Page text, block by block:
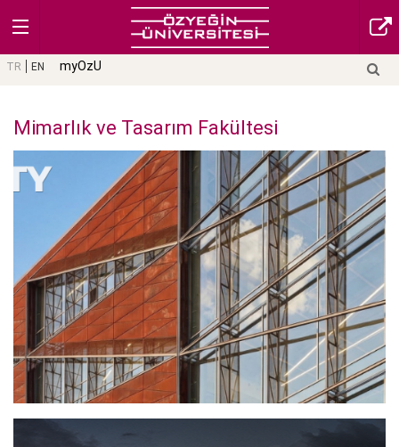
TR EN myOzU
Mimarlık ve Tasarım Fakültesi